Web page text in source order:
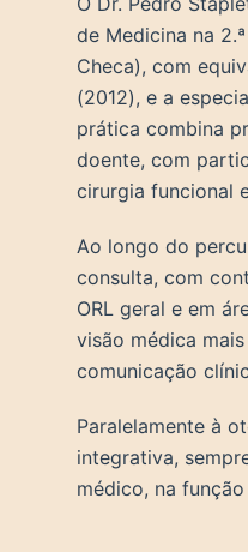
de Medicina na
Checa), com
(2012), e a
prática combina
doente, com
cirurgia funcional
Ao longo do
consulta, com
ORL geral e em
visão médica
comunicação
Paralelamente à
integrativa,
médico, na